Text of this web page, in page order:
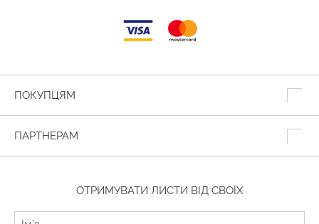
ПОКУПЦЯМ
ПАРТНЕРАМ
ОТРИМУВАТИ ЛИСТИ ВІД СВОЇХ